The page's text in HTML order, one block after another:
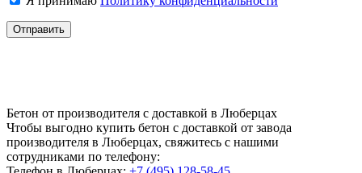
Бетон от производителя с доставкой в Люберцах
Чтобы выгодно купить бетон с доставкой от завода
производителя в Люберцах, свяжитесь с нашими
сотрудниками по телефону: